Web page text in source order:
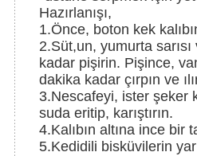
Hazırlanışı,
1.Önce, boton kek
2.Süt,un, yumurta
kadar pişirin. Pişince,
dakika kadar çırpın ve
3.Nescafeyi, ister şeker
suda eritip, karıştırın.
4.Kalıbın altına ince
5.Kedidili bisküvilerin